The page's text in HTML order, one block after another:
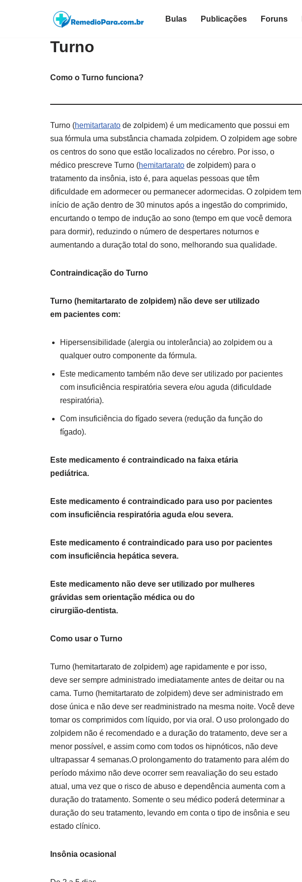
Bulas Publicações Foruns
Turno
Como o Turno funciona?
Turno (hemitartarato de zolpidem) é um medicamento que possui em
sua fórmula uma substância chamada zolpidem. O zolpidem age sobre
os centros do sono que estão localizados no cérebro. Por isso, o
médico prescreve Turno (hemitartarato de zolpidem) para o
tratamento da insônia, isto é, para aquelas pessoas que têm
dificuldade em adormecer ou permanecer adormecidas. O zolpidem tem
início de ação dentro de 30 minutos após a ingestão do comprimido,
encurtando o tempo de indução ao sono (tempo em que você demora
para dormir), reduzindo o número de despertares noturnos e
aumentando a duração total do sono, melhorando sua qualidade.
Contraindicação do Turno
Turno (hemitartarato de zolpidem) não deve ser utilizado
em pacientes com:
Hipersensibilidade (alergia ou intolerância) ao zolpidem ou a
qualquer outro componente da fórmula.
Este medicamento também não deve ser utilizado por pacientes
com insuficiência respiratória severa e/ou aguda (dificuldade
respiratória).
Com insuficiência do fígado severa (redução da função do
fígado).
Este medicamento é contraindicado na faixa etária
pediátrica.
Este medicamento é contraindicado para uso por pacientes
com insuficiência respiratória aguda e/ou severa.
Este medicamento é contraindicado para uso por pacientes
com insuficiência hepática severa.
Este medicamento não deve ser utilizado por mulheres
grávidas sem orientação médica ou do
cirurgião-dentista.
Como usar o Turno
Turno (hemitartarato de zolpidem) age rapidamente e por isso,
deve ser sempre administrado imediatamente antes de deitar ou na
cama. Turno (hemitartarato de zolpidem) deve ser administrado em
dose única e não deve ser readministrado na mesma noite. Você deve
tomar os comprimidos com líquido, por via oral. O uso prolongado do
zolpidem não é recomendado e a duração do tratamento, deve ser a
menor possível, e assim como com todos os hipnóticos, não deve
ultrapassar 4 semanas.O prolongamento do tratamento para além do
período máximo não deve ocorrer sem reavaliação do seu estado
atual, uma vez que o risco de abuso e dependência aumenta com a
duração do tratamento. Somente o seu médico poderá determinar a
duração do seu tratamento, levando em conta o tipo de insônia e seu
estado clínico.
Insônia ocasional